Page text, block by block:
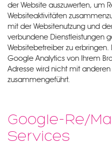
der Website auszuwerten, um
Websiteaktivitäten
mit der Websitenutzung und
verbundene Dienstleistungen
Websitebetreiber zu
Google Analytics von Ihrem
Adresse wird nicht mit
zusammengeführt.
Google-Re/
Services